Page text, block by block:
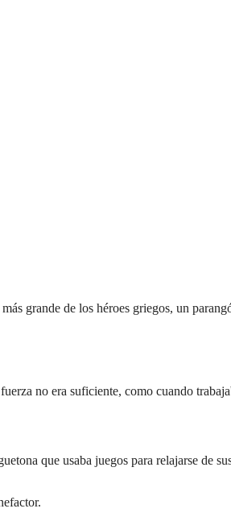
grande de los héroes griegos, un
no era suficiente, como cuando
que usaba juegos para relajarse de